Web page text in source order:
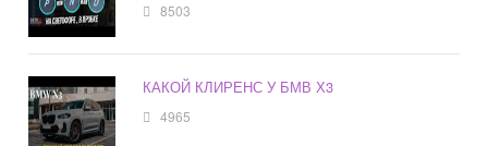
8503
КАКОЙ КЛИРЕНС У БМВ Х3
4965